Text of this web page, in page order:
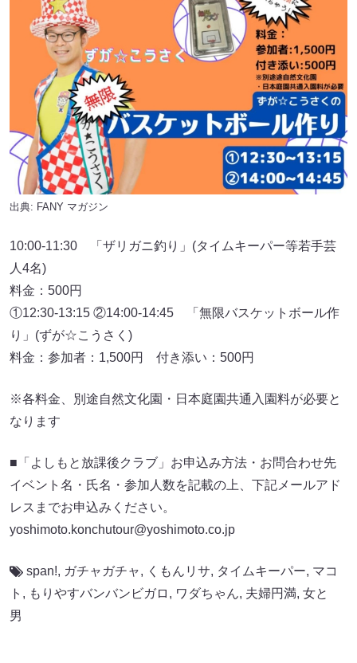
出典: FANY マガジン
10:00-11:30 「ザリガニ釣り」(タイムキーパー等若手芸
人4名)
料金：500円
①12:30-13:15 ②14:00-14:45 「無限バスケットボール作
り」(ずが☆こうさく)
料金：参加者：1,500円 付き添い：500円
※各料金、別途自然文化園・日本庭園共通入園料が必要と
なります
■「よしもと放課後クラブ」お申込み方法・お問合わせ先
イベント名・氏名・参加人数を記載の上、下記メールアド
レスまでお申込みください。
yoshimoto.konchutour@yoshimoto.co.jp
span!, ガチャガチャ, くもんリサ, タイムキーパー, マコ
ト , もりやすバンバンビガロ , ワダちゃん, 夫婦円満, 女と
男